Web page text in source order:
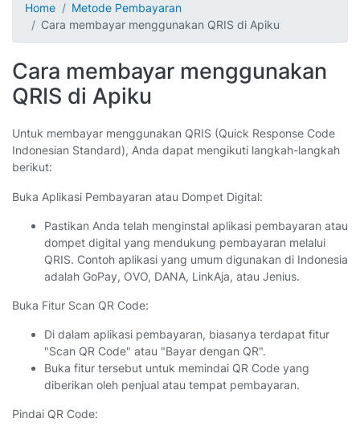
Home
Metode Pembayaran
Cara membayar menggunakan QRIS di Apiku
Cara membayar menggunakan
QRIS di Apiku
Untuk membayar menggunakan QRIS (Quick Response Code
Indonesian Standard), Anda dapat mengikuti langkah-langkah
berikut:
Buka Aplikasi Pembayaran atau Dompet Digital:
Pastikan Anda telah menginstal aplikasi pembayaran atau
dompet digital yang mendukung pembayaran melalui
QRIS. Contoh aplikasi yang umum digunakan di Indonesia
adalah GoPay, OVO, DANA, LinkAja, atau Jenius.
Buka Fitur Scan QR Code:
Di dalam aplikasi pembayaran, biasanya terdapat fitur
"Scan QR Code" atau "Bayar dengan QR".
Buka fitur tersebut untuk memindai QR Code yang
diberikan oleh penjual atau tempat pembayaran.
Pindai QR Code: